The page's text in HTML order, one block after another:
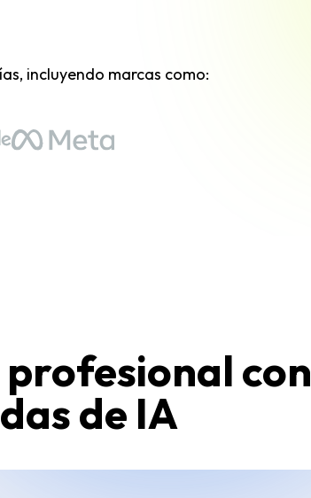
incluyendo marcas como:
con
de IA